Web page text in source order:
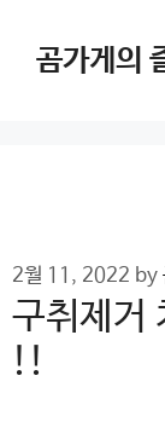
content곰가게의
2월 11, 2022 by
구취제거
!!